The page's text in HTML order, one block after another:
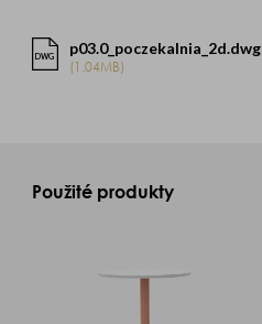
DWG p03.0_poczekalnia_2d.dwg
(1.04MB)
Použité produkty